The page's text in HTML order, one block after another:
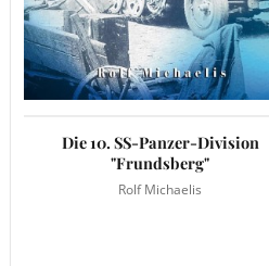
Die 10. SS-Panzer-Division
"Frundsberg"
Rolf Michaelis